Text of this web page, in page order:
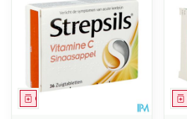
Geneesmiddel